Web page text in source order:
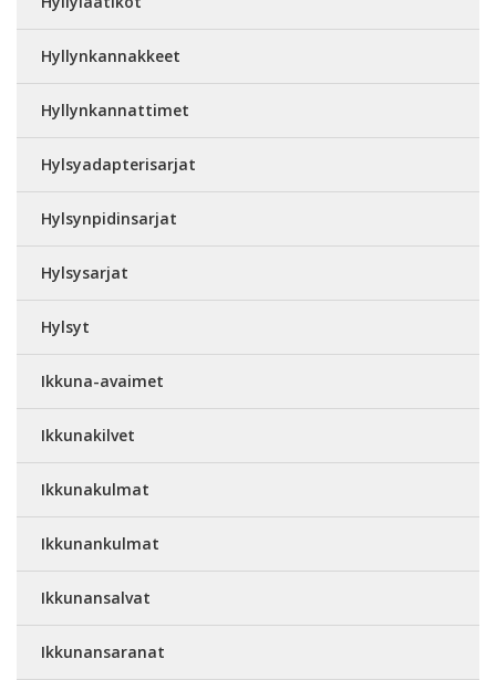
Hyllynkannakkeet
Hyllynkannattimet
Hylsyadapterisarjat
Hylsynpidinsarjat
Hylsysarjat
Hylsyt
Ikkuna-avaimet
Ikkunakilvet
Ikkunakulmat
Ikkunankulmat
Ikkunansalvat
Ikkunansaranat